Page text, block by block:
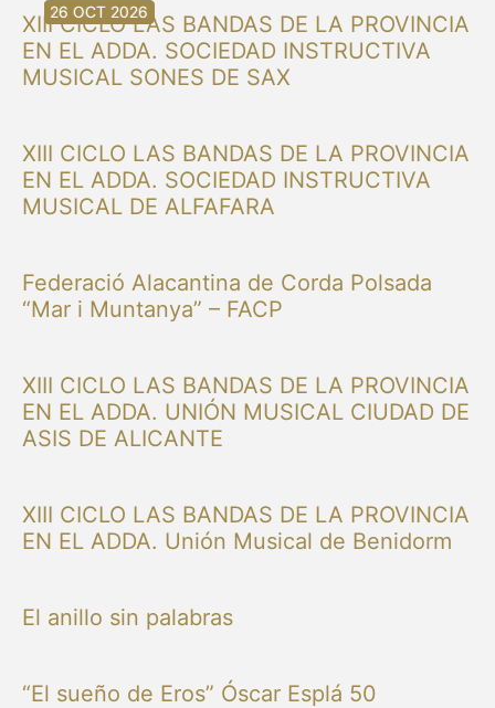
XIII CICLO LAS BANDAS DE LA PROVINCIA
EN EL ADDA. SOCIEDAD INSTRUCTIVA
MUSICAL SONES DE SAX
30 AGO 2026
XIII CICLO LAS BANDAS DE LA PROVINCIA
EN EL ADDA. SOCIEDAD INSTRUCTIVA
MUSICAL DE ALFAFARA
30 AGO 2026
Federació Alacantina de Corda Polsada
“Mar i Muntanya” – FACP
13 SEP 2026
XIII CICLO LAS BANDAS DE LA PROVINCIA
EN EL ADDA. UNIÓN MUSICAL CIUDAD DE
ASIS DE ALICANTE
20 SEP 2026
XIII CICLO LAS BANDAS DE LA PROVINCIA
EN EL ADDA. Unión Musical de Benidorm
20 SEP 2026
El anillo sin palabras
26 SEP 2026
“El sueño de Eros” Óscar Esplá 50
03 OCT 2026
16 OCT 2026
26 OCT 2026